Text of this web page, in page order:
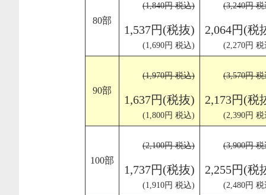
80部
(1,840円 税込)
1,537円(税抜)
(1,690円 税込)
(3,240円
2,064円(税
(2,270円
90部
(1,970円 税込)
1,637円(税抜)
(1,800円 税込)
(3,570円
2,173円(税
(2,390円
100部
(2,100円 税込)
1,737円(税抜)
(1,910円 税込)
(3,900円
2,255円(税
(2,480円